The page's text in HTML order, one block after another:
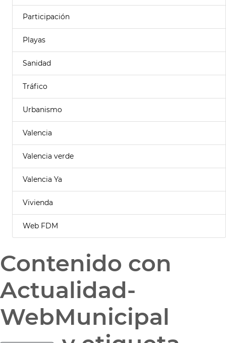
Participación
Playas
Sanidad
Tráfico
Urbanismo
Valencia
Valencia verde
Valencia Ya
Vivienda
Web FDM
Contenido con
Actualidad-
WebMunicipal